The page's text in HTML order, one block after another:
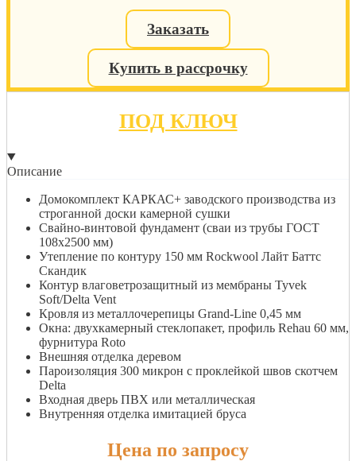
Заказать
Купить в рассрочку
ПОД КЛЮЧ
Описание
Домокомплект КАРКАС+ заводского производства из
строганной доски камерной сушки
Свайно-винтовой фундамент (сваи из трубы ГОСТ
108х2500 мм)
Утепление по контуру 150 мм Rockwool Лайт Баттс
Скандик
Контур влаговетрозащитный из мембраны Tyvek
Soft/Delta Vent
Кровля из металлочерепицы Grand-Line 0,45 мм
Окна: двухкамерный стеклопакет, профиль Rehau 60 мм,
фурнитура Roto
Внешняя отделка деревом
Пароизоляция 300 микрон с проклейкой швов скотчем
Delta
Входная дверь ПВХ или металлическая
Внутренняя отделка имитацией бруса
Цена по запросу